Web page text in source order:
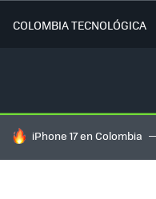
COLOMBIA TECNOLÓGICA
HOY SE HABLA DE
iPhone 17 en Colombia